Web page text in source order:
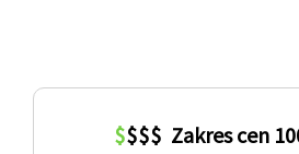
$$$$ Zakres cen